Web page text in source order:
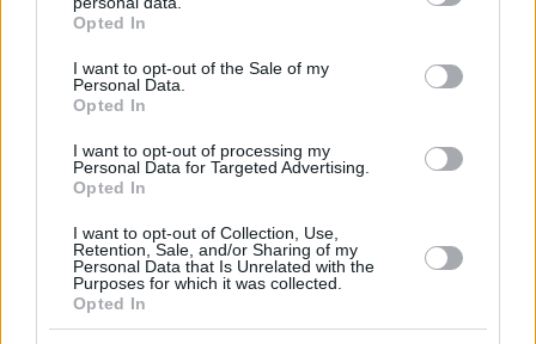
grant or deny consent to Google and its third-party tags to
use your data for below specified purposes in below Google
consent section.
Opted In
I want to opt-out of the Sale of my
Personal Data.
Opted In
I want to opt-out of processing my
Personal Data for Targeted Advertising.
Opted In
I want to opt-out of Collection, Use,
Retention, Sale, and/or Sharing of my
Personal Data that Is Unrelated with the
Purposes for which it was collected.
Opted In
Προηγούμενη
Τα Νέα
Εστία